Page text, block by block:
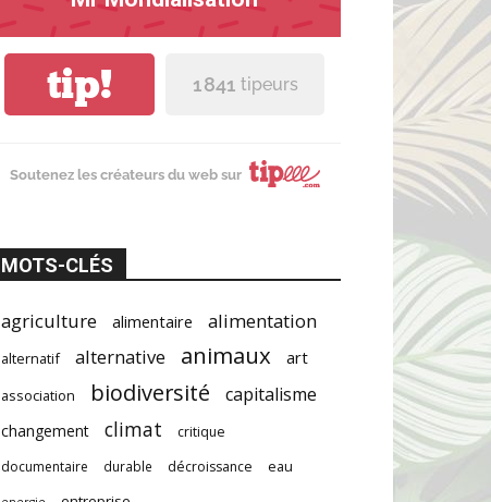
tip! 1 841 tipeurs
Soutenez les créateurs du web sur
MOTS-CLÉS
agriculture alimentaire alimentation
alternatif alternative animaux art
association biodiversité capitalisme
changement climat
critique
documentaire
durable décroissance eau